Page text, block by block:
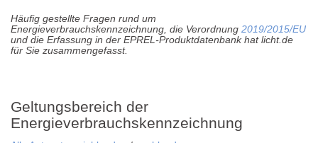
Häufig gestellte Fragen rund um
Energieverbrauchskennzeichnung, die Verordnung 2019/2015/EU
und die Erfassung in der EPREL-Produktdatenbank hat licht.de
für Sie zusammengefasst.
Geltungsbereich der
Energieverbrauchskennzeichnung